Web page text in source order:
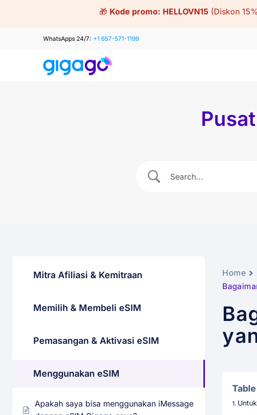
🎁 Kode promo: HELLOVN15 (Diskon 15%
WhatsApps 24/7: +1 657-571-1199
Mitra Afiliasi & Kemitraan
Memilih & Membeli eSIM
Pemasangan & Aktivasi eSIM
Menggunakan eSIM
Apakah saya bisa menggunakan iMessage
Home